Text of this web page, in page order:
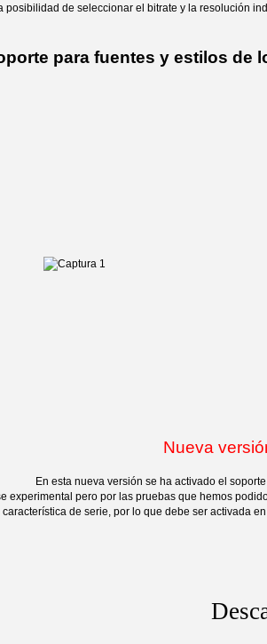
posibilidad de seleccionar el bitrate y la resolución
para fuentes y estilos de
Nueva
En esta nueva versión se ha activado el
experimental pero por las pruebas que hemos
característica de serie, por lo que debe ser activada